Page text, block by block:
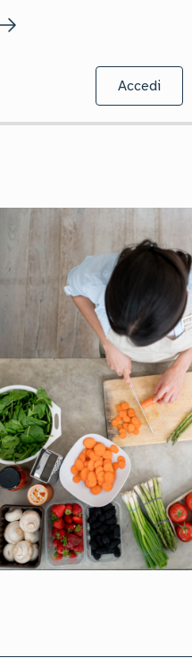
Accedi